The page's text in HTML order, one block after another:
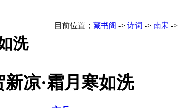
目前位置； 藏书阁 -> 诗词 -> 南宋 ->
洗
新凉·霜月寒如洗